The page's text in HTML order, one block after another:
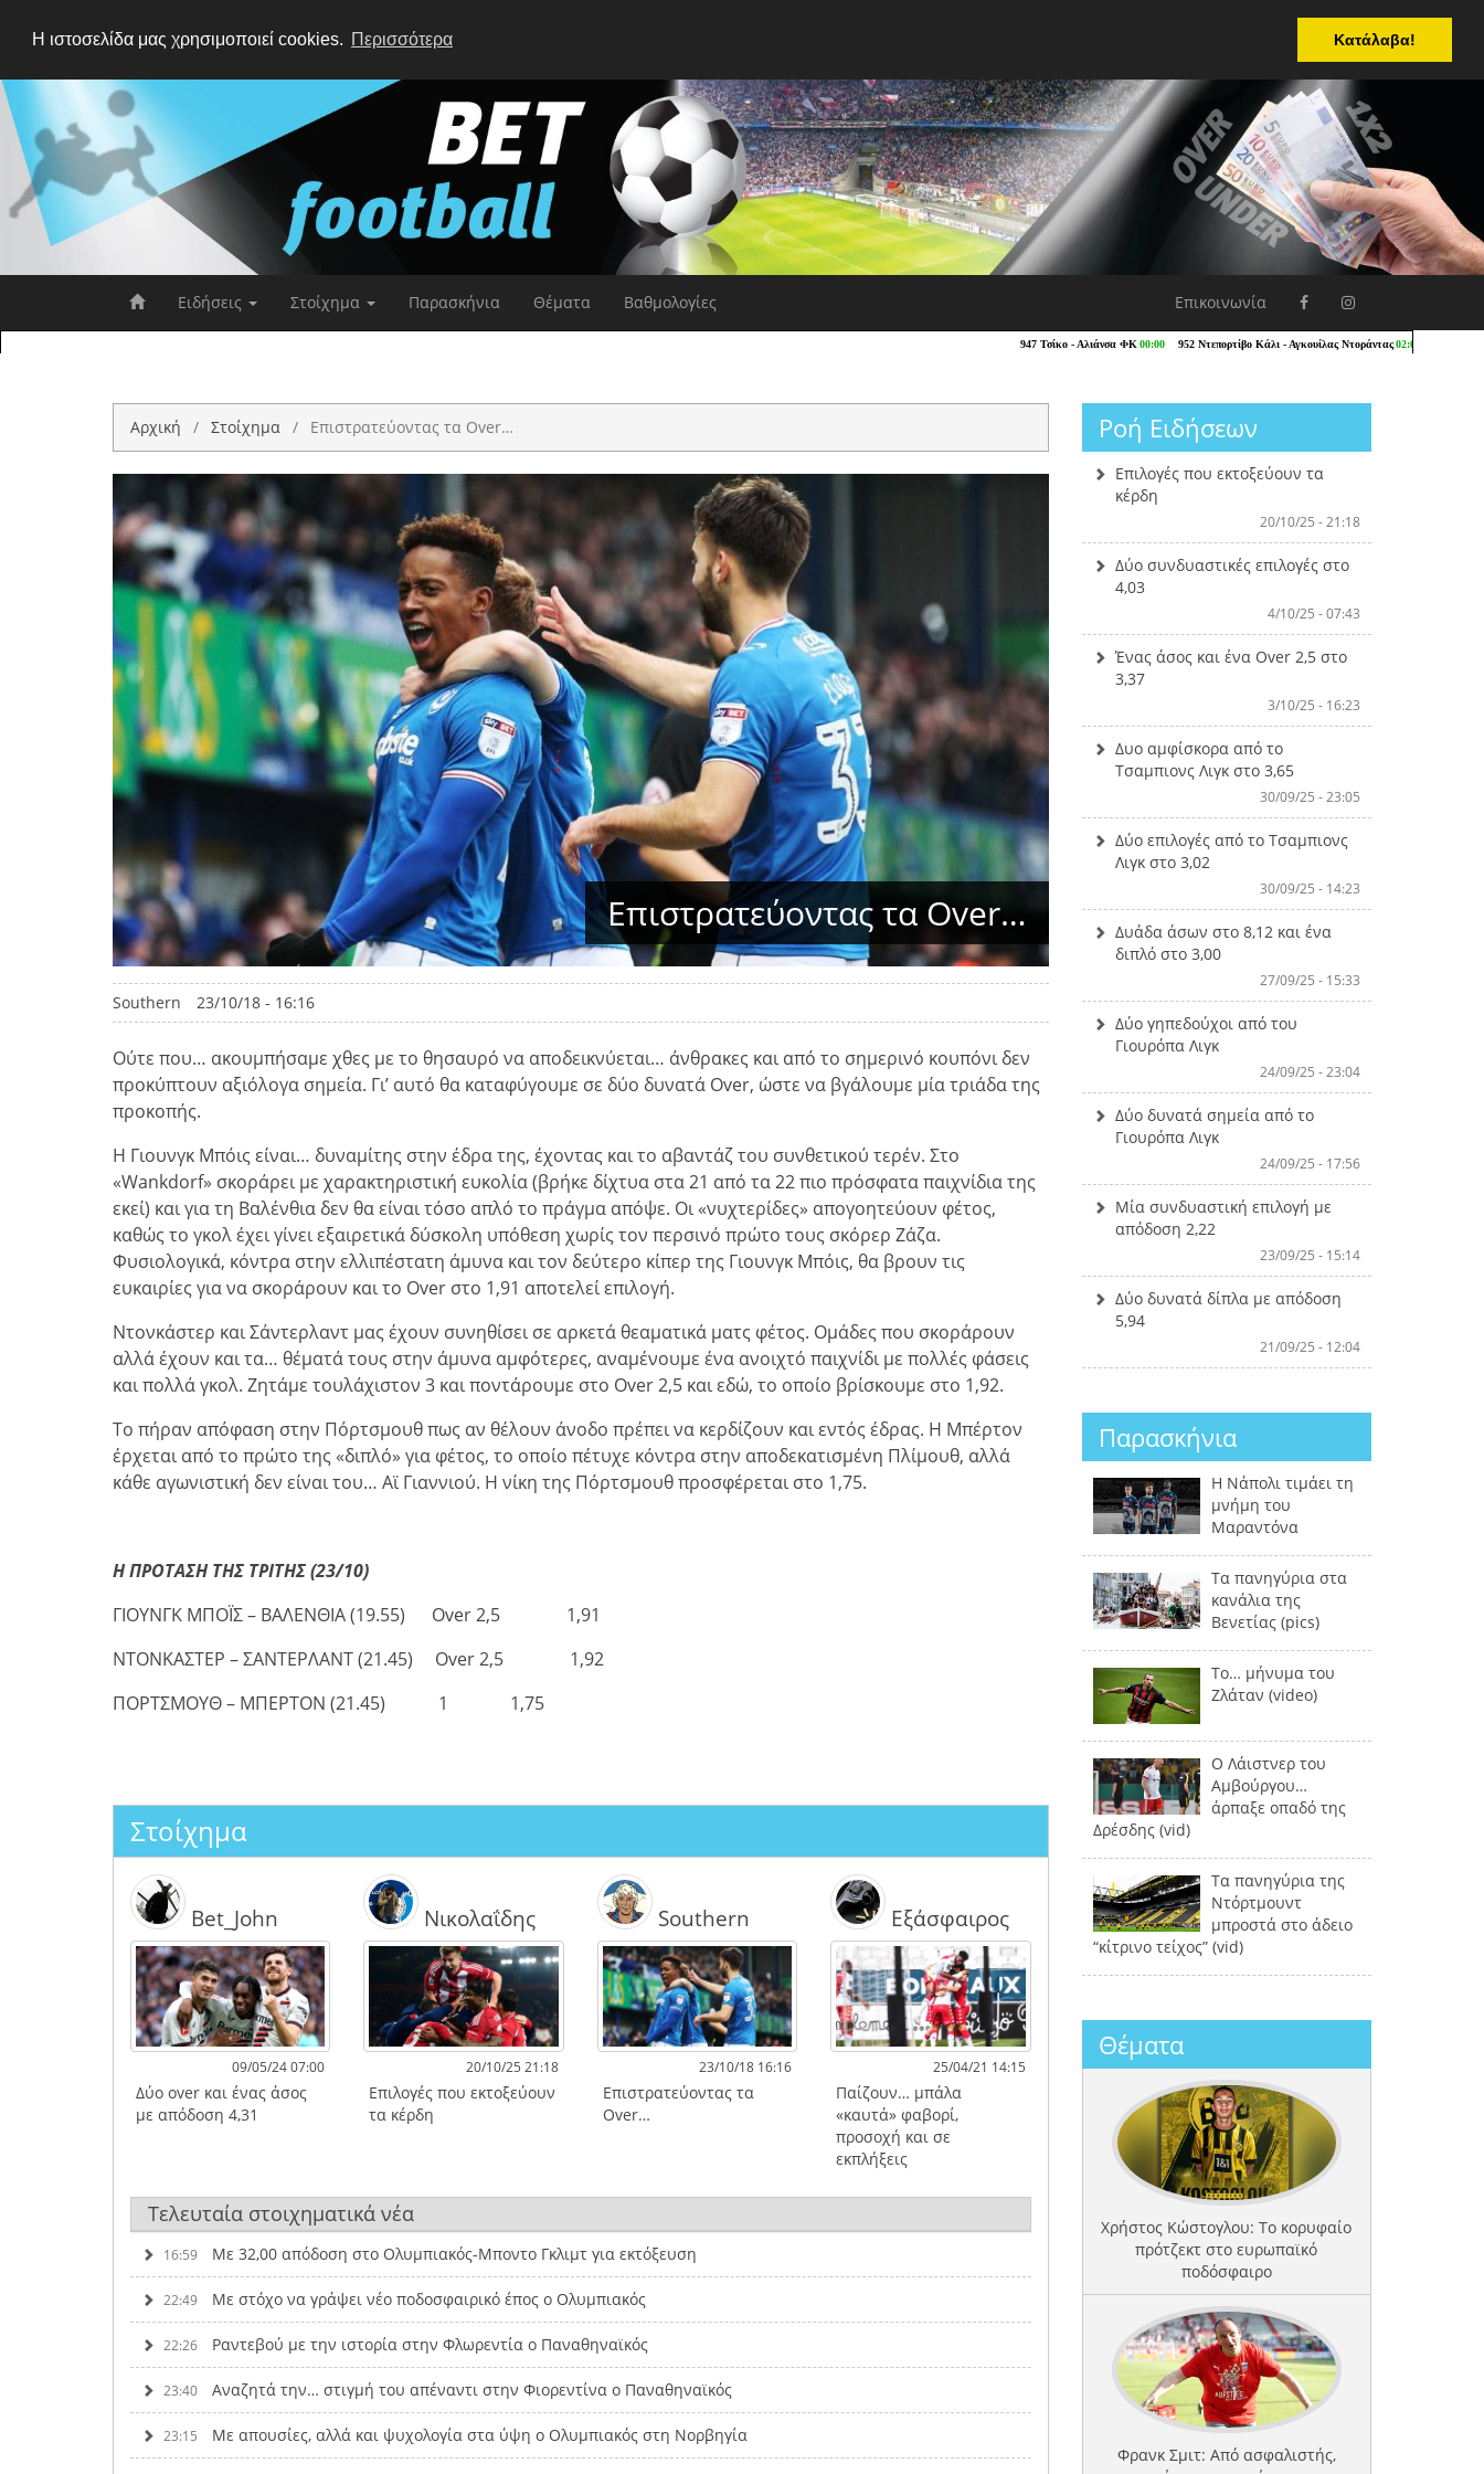
Η ιστοσελίδα μας χρησιμοποιεί cookies. Περισσότερα Κατάλαβα!
Ειδήσεις Στοίχημα Παρασκήνια Θέματα Βαθμολογίες Επικοινωνία
Αρχική Στοίχημα Επιστρατεύοντας τα Over…
Επιστρατεύοντας τα Over…
Southern 23/10/18 - 16:16
Ούτε που… ακουμπήσαμε χθες με το θησαυρό να αποδεικνύεται… άνθρακες και από το σημερινό κουπόνι δεν
προκύπτουν αξιόλογα σημεία. Γι’ αυτό θα καταφύγουμε σε δύο δυνατά Over, ώστε να βγάλουμε μία τριάδα της
προκοπής.
Η Γιουνγκ Μπόις είναι… δυναμίτης στην έδρα της, έχοντας και το αβαντάζ του συνθετικού τερέν. Στο
«Wankdorf» σκοράρει με χαρακτηριστική ευκολία (βρήκε δίχτυα στα 21 από τα 22 πιο πρόσφατα παιχνίδια της
εκεί) και για τη Βαλένθια δεν θα είναι τόσο απλό το πράγμα απόψε. Οι «νυχτερίδες» απογοητεύουν φέτος,
καθώς το γκολ έχει γίνει εξαιρετικά δύσκολη υπόθεση χωρίς τον περσινό πρώτο τους σκόρερ Ζάζα.
Φυσιολογικά, κόντρα στην ελλιπέστατη άμυνα και τον δεύτερο κίπερ της Γιουνγκ Μπόις, θα βρουν τις
ευκαιρίες για να σκοράρουν και το Over στο 1,91 αποτελεί επιλογή.
Ντονκάστερ και Σάντερλαντ μας έχουν συνηθίσει σε αρκετά θεαματικά ματς φέτος. Ομάδες που σκοράρουν
αλλά έχουν και τα… θέματά τους στην άμυνα αμφότερες, αναμένουμε ένα ανοιχτό παιχνίδι με πολλές φάσεις
και πολλά γκολ. Ζητάμε τουλάχιστον 3 και ποντάρουμε στο Over 2,5 και εδώ, το οποίο βρίσκουμε στο 1,92.
Το πήραν απόφαση στην Πόρτσμουθ πως αν θέλουν άνοδο πρέπει να κερδίζουν και εντός έδρας. Η Μπέρτον
έρχεται από το πρώτο της «διπλό» για φέτος, το οποίο πέτυχε κόντρα στην αποδεκατισμένη Πλίμουθ, αλλά
κάθε αγωνιστική δεν είναι του… Αϊ Γιαννιού. Η νίκη της Πόρτσμουθ προσφέρεται στο 1,75.
Η ΠΡΟΤΑΣΗ ΤΗΣ ΤΡΙΤΗΣ (23/10)
ΓΙΟΥΝΓΚ ΜΠΟΪΣ – ΒΑΛΕΝΘΙΑ (19.55) Over 2,5 1,91
ΝΤΟΝΚΑΣΤΕΡ – ΣΑΝΤΕΡΛΑΝΤ (21.45) Over 2,5 1,92
ΠΟΡΤΣΜΟΥΘ – ΜΠΕΡΤΟΝ (21.45) 1 1,75
Στοίχημα
Bet_John
09/05/24 07:00
Δύο over και ένας άσος
με απόδοση 4,31
Νικολαΐδης
20/10/25 21:18
Επιλογές που εκτοξεύουν
τα κέρδη
Southern
23/10/18 16:16
Επιστρατεύοντας τα
Over…
Εξάσφαιρος
25/04/21 14:15
Παίζουν… μπάλα
«καυτά» φαβορί,
προσοχή και σε
εκπλήξεις
Τελευταία στοιχηματικά νέα
16:59 Με 32,00 απόδοση στο Ολυμπιακός-Μποντο Γκλιμτ για εκτόξευση
22:49 Με στόχο να γράψει νέο ποδοσφαιρικό έπος ο Ολυμπιακός
22:26 Ραντεβού με την ιστορία στην Φλωρεντία ο Παναθηναϊκός
23:40 Αναζητά την… στιγμή του απέναντι στην Φιορεντίνα ο Παναθηναϊκός
23:15 Με απουσίες, αλλά και ψυχολογία στα ύψη ο Ολυμπιακός στη Νορβηγία
Ροή Ειδήσεων
Επιλογές που εκτοξεύουν τα
κέρδη
20/10/25 - 21:18
Δύο συνδυαστικές επιλογές στο
4,03
4/10/25 - 07:43
Ένας άσος και ένα Over 2,5 στο
3,37
3/10/25 - 16:23
Δυο αμφίσκορα από το
Τσαμπιονς Λιγκ στο 3,65
30/09/25 - 23:05
Δύο επιλογές από το Τσαμπιονς
Λιγκ στο 3,02
30/09/25 - 14:23
Δυάδα άσων στο 8,12 και ένα
διπλό στο 3,00
27/09/25 - 15:33
Δύο γηπεδούχοι από του
Γιουρόπα Λιγκ
24/09/25 - 23:04
Δύο δυνατά σημεία από το
Γιουρόπα Λιγκ
24/09/25 - 17:56
Μία συνδυαστική επιλογή με
απόδοση 2,22
23/09/25 - 15:14
Δύο δυνατά δίπλα με απόδοση
5,94
21/09/25 - 12:04
Παρασκήνια
Η Νάπολι τιμάει τη
μνήμη του
Μαραντόνα
Τα πανηγύρια στα
κανάλια της
Βενετίας (pics)
Το… μήνυμα του
Ζλάταν (video)
Ο Λάιστνερ του
Αμβούργου…
άρπαξε οπαδό της
Δρέσδης (vid)
Τα πανηγύρια της
Ντόρτμουντ
μπροστά στο άδειο
“κίτρινο τείχος” (vid)
Θέματα
Χρήστος Κώστογλου: Το κορυφαίο
πρότζεκτ στο ευρωπαϊκό
ποδόσφαιρο
Φρανκ Σμιτ: Από ασφαλιστής,